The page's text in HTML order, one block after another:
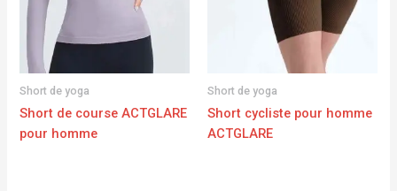
Short de yoga
Short de course ACTGLARE
pour homme
Short de yoga
Short cycliste pour homme
ACTGLARE